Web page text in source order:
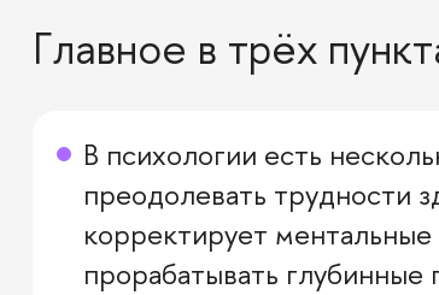
Главное в трёх
В психологии есть
преодолевать трудности
корректирует
прорабатывать